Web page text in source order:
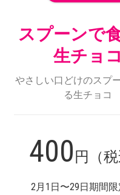
スプーンで
生チョコ
やさしい口どけのスプ
る生チョコ
400 円（税
2月1日〜29日期間